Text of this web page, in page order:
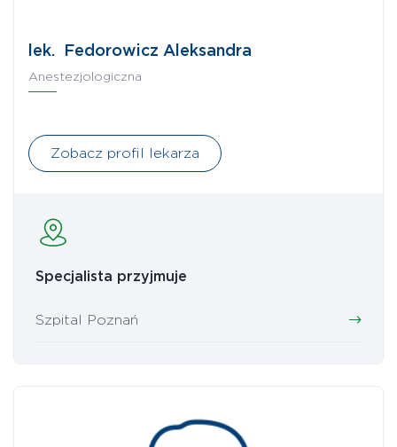
lek. Fedorowicz Aleksandra
Anestezjologiczna
Zobacz profil lekarza
Specjalista przyjmuje
Szpital Poznań